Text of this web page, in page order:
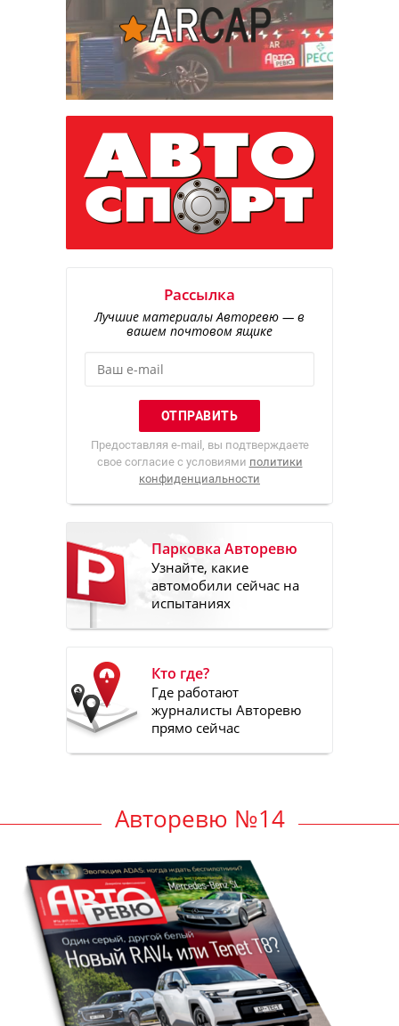
Рассылка
Лучшие материалы Авторевю — в
вашем почтовом ящике
Предоставляя e-mail, вы подтверждаете
свое согласие с условиями политики
конфиденциальности
Парковка Авторевю
Узнайте, какие
автомобили сейчас на
испытаниях
Кто где?
Где работают
журналисты Авторевю
прямо сейчас
Авторевю №14